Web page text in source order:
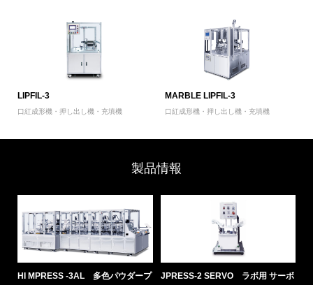
LIPFIL-3
口紅成形機・押し出し機・充填機
MARBLE LIPFIL-3
口紅成形機・押し出し機・充填機
製品情報
HI MPRESS -3AL 多色パウダープ
JPRESS-2 SERVO ラボ用 サーボ